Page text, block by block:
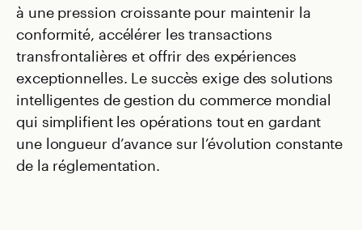
à une pression croissante pour maintenir la
conformité, accélérer les transactions
transfrontalières et offrir des expériences
exceptionnelles. Le succès exige des solutions
intelligentes de gestion du commerce mondial
qui simplifient les opérations tout en gardant
une longueur d’avance sur l’évolution constante
de la réglementation.